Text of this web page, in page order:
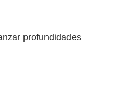
profundidades